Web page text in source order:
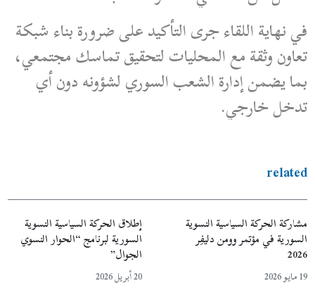
في نهاية اللقاء جرى التأكيد على ضرورة بناء شبكة
تعاون وثقة مع المحليات لتحقيق تماسك مجتمعي،
بما يضمن إدارة الشعب السوري لشؤونه دون أي
تدخل خارجي.
related
مشاركة الحركة السياسية النسوية
السورية في مؤتمر وومن دليفِر
2026
19 مايو 2026
إطلاق الحركة السياسية النسوية
السورية لبرنامج “الحوار النسوي
الجوال”
20 أبريل 2026